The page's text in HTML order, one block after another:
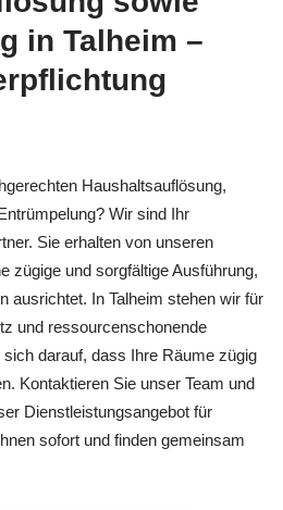
in Talheim –
Haushaltsauflösung,
Wir sind Ihr
Sie erhalten von unseren
zügige und sorgfältige Ausführung,
ausrichtet. In Talheim stehen wir für
und ressourcenschonende
darauf, dass Ihre Räume zügig
Kontaktieren Sie unser Team und
Dienstleistungsangebot für
sofort und finden gemeinsam